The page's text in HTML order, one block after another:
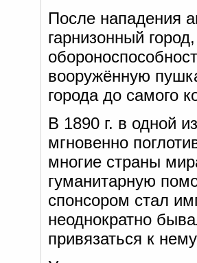
После нападения
гарнизонный
вооружённую
города до самого
В 1890 г. в одной
мгновенно
многие страны
гуманитарную
спонсором стал
неоднократно
привязаться к